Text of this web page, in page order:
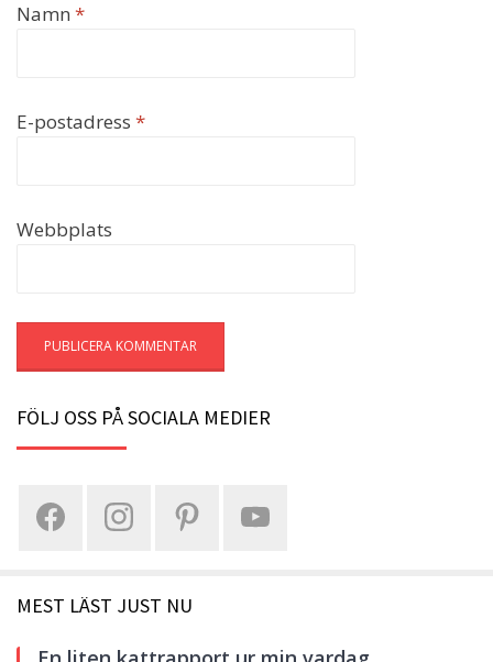
Namn *
E-postadress *
Webbplats
FÖLJ OSS PÅ SOCIALA MEDIER
MEST LÄST JUST NU